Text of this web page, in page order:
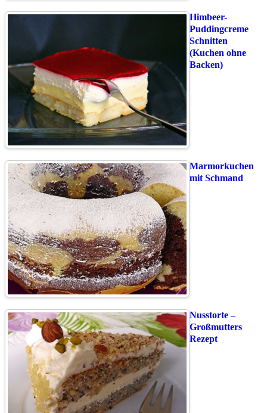
Himbeer-
Puddingcreme
Schnitten
(Kuchen ohne
Backen)
Marmorkuchen
mit Schmand
Nusstorte –
Großmutters
Rezept